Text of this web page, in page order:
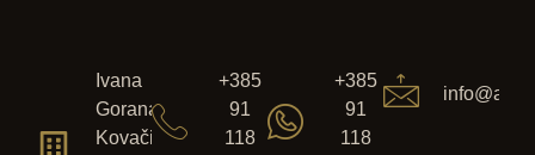
Ivana
Gorana
Kovačića
+385
91
118
+385
91
118